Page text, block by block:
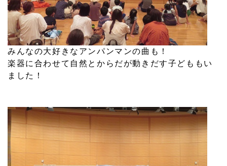
みんなの大好きなアンパンマンの曲も！
楽器に合わせて自然とからだが動きだす子どももい
ました！